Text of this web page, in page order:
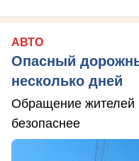
АВТО
Опасный
несколько дней
Обращение жителей
безопаснее